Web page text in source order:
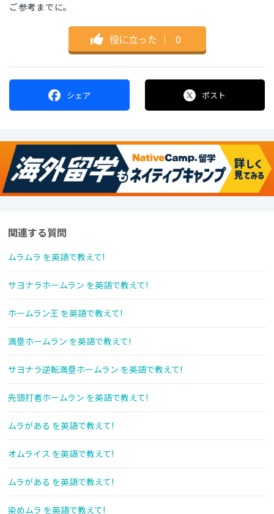
ご参考までに。
役に立った ｜ 0
シェア ポスト
関連する質問
ムラムラ を英語で教えて!
サヨナラホームラン を英語で教えて!
ホームラン王 を英語で教えて!
満塁ホームラン を英語で教えて!
サヨナラ逆転満塁ホームラン を英語で教えて!
先頭打者ホームラン を英語で教えて!
ムラがある を英語で教えて!
オムライス を英語で教えて!
ムラがある を英語で教えて!
染めムラ を英語で教えて!